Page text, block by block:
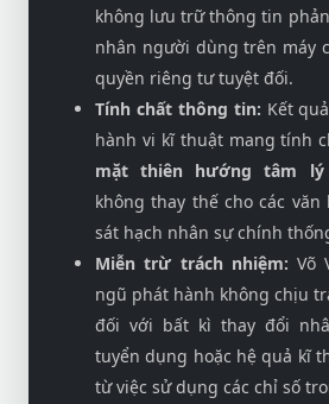
không lưu trữ thông tin
nhân người dùng trên máy
quyền riêng tư tuyệt đối.
Tính chất thông tin: Kết
hành vi kĩ thuật mang tính
mặt thiên hướng tâm lý
không thay thế cho các
sát hạch nhân sự chính
Miễn trừ trách nhiệm: Võ
ngũ phát hành không chịu
đối với bất kì thay đổi
tuyển dụng hoặc hệ quả kĩ
từ việc sử dụng các chỉ số